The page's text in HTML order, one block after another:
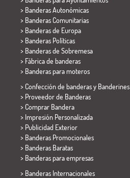
> Banderas Autonómicas
> Banderas Comunitarias
> Banderas de Europa
> Banderas Políticas
> Banderas de Sobremesa
> Fábrica de banderas
> Banderas para moteros
> Confección de banderas y Banderines
> Proveedor de Banderas
> Comprar Bandera
> Impresión Personalizada
> Publicidad Exterior
> Banderas Promocionales
> Banderas Baratas
> Banderas para empresas
> Banderas Internacionales